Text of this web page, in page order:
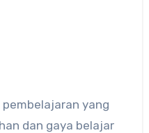
yang
dan gaya belajar